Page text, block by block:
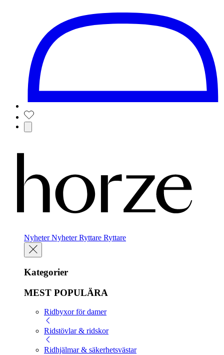
Nyheter Nyheter Ryttare Ryttare
Kategorier
MEST POPULÄRA
Ridbyxor för damer
Ridstövlar & ridskor
Ridhjälmar & säkerhetsvästar